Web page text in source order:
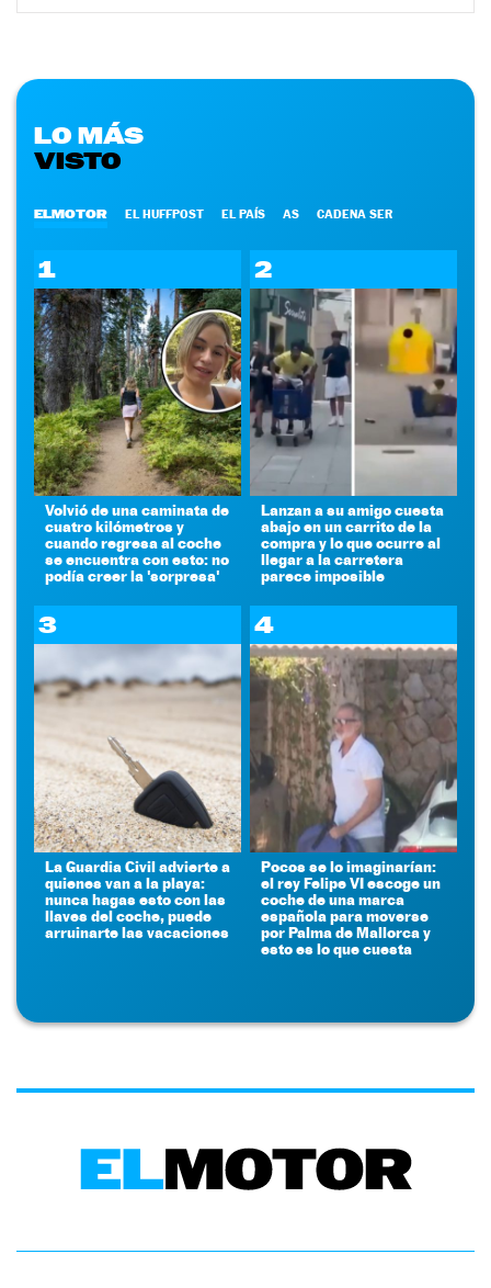
LO MÁS
VISTO
ELMOTOR EL HUFFPOST EL PAÍS AS CADENA SER
1
Volvió de una caminata de
cuatro kilómetros y
cuando regresa al coche
se encuentra con esto: no
podía creer la 'sorpresa'
2
Lanzan a su amigo cuesta
abajo en un carrito de la
compra y lo que ocurre al
llegar a la carretera
parece imposible
3
La Guardia Civil advierte a
quienes van a la playa:
nunca hagas esto con las
llaves del coche, puede
arruinarte las vacaciones
4
Pocos se lo imaginarían:
el rey Felipe VI escoge un
coche de una marca
española para moverse
por Palma de Mallorca y
esto es lo que cuesta